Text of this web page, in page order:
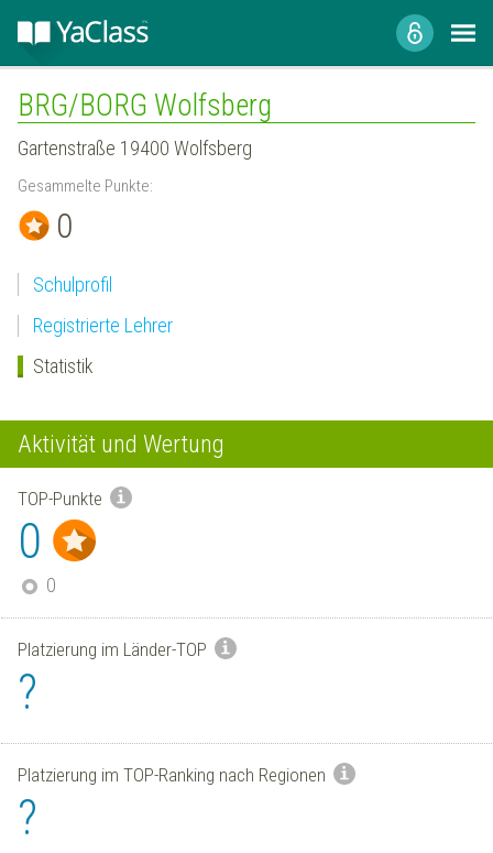
BRG/BORG Wolfsberg
Gartenstraße 19400 Wolfsberg
Gesammelte Punkte:
0
Schulprofil
Registrierte Lehrer
Statistik
Aktivität und Wertung
TOP-Punkte
0
0
Platzierung im Länder-TOP
?
Platzierung im TOP-Ranking nach Regionen
?